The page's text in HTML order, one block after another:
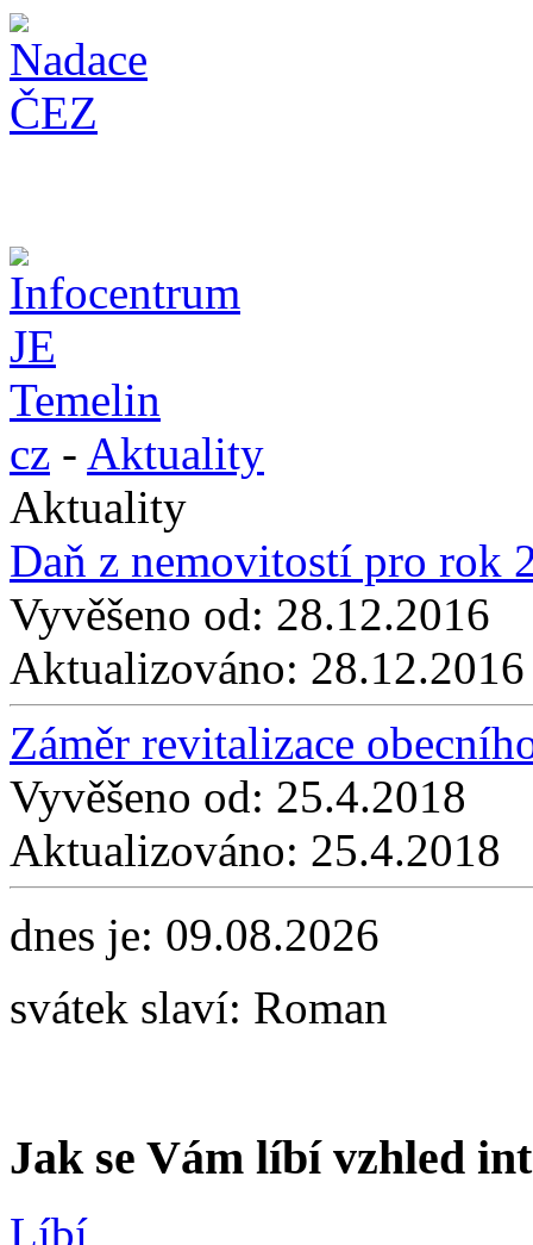
cz - Aktuality
Aktuality
Daň z nemovitostí pro rok
Vyvěšeno od: 28.12.2016
Aktualizováno: 28.12.2016
Záměr revitalizace
Vyvěšeno od: 25.4.2018
Aktualizováno: 25.4.2018
dnes je: 09.08.2026
svátek slaví: Roman
Jak se Vám líbí vzhled
Líbí